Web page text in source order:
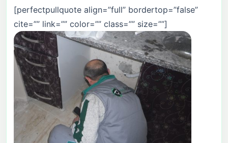
[perfectpullquote align=”full” bordertop=”false”
cite=”” link=”” color=”” class=”” size=””]